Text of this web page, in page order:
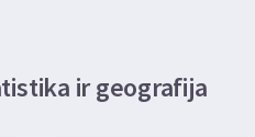
ir geografija